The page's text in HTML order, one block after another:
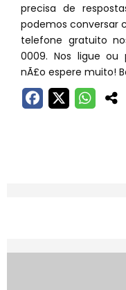
precisa de
podemos conversar
telefone gratuito
0009. Nos ligue
nÃ£o espere muito!